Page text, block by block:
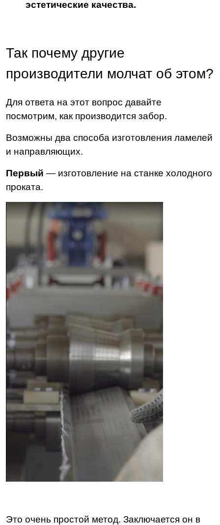
эстетические качества.
Так почему другие
производители молчат об этом?
Для ответа на этот вопрос давайте
посмотрим, как производится забор.
Возможны два способа изготовления ламелей
и направляющих.
Первый — изготовление на станке холодного
проката.
Это очень простой метод. Заключается он в